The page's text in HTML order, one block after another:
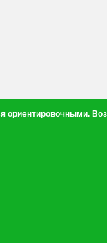
ориентировочными.